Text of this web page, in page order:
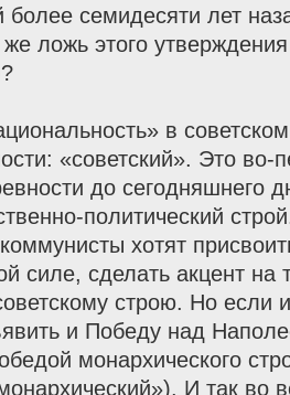
семидесяти лет
ложь этого
в
«советский». Это во-
до сегодняшнего
политический
хотят
силе, сделать акцент
строю. Но если
и Победу над
монархического
И так во